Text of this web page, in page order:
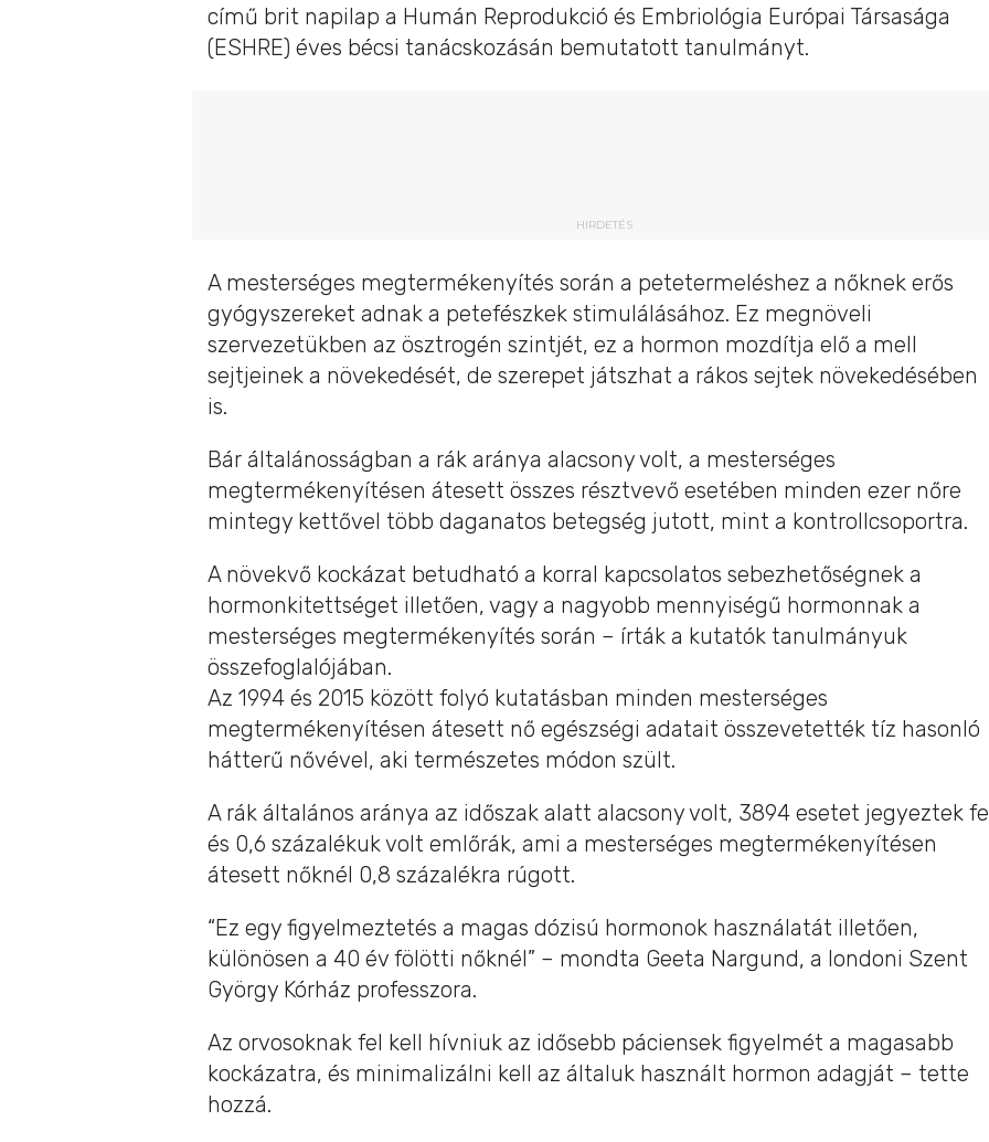
című brit napilap a Humán Reprodukció és Embriológia Európai Társasága
(ESHRE) éves bécsi tanácskozásán bemutatott tanulmányt.
HIRDETÉS
A mesterséges megtermékenyítés során a petetermeléshez a nőknek erős
gyógyszereket adnak a petefészkek stimulálásához. Ez megnöveli
szervezetükben az ösztrogén szintjét, ez a hormon mozdítja elő a mell
sejtjeinek a növekedését, de szerepet játszhat a rákos sejtek növekedésében
is.
Bár általánosságban a rák aránya alacsony volt, a mesterséges
megtermékenyítésen átesett összes résztvevő esetében minden ezer nőre
mintegy kettővel több daganatos betegség jutott, mint a kontrollcsoportra.
A növekvő kockázat betudható a korral kapcsolatos sebezhetőségnek a
hormonkitettséget illetően, vagy a nagyobb mennyiségű hormonnak a
mesterséges megtermékenyítés során – írták a kutatók tanulmányuk
összefoglalójában.
Az 1994 és 2015 között folyó kutatásban minden mesterséges
megtermékenyítésen átesett nő egészségi adatait összevetették tíz hasonló
hátterű nővével, aki természetes módon szült.
A rák általános aránya az időszak alatt alacsony volt, 3894 esetet jegyeztek
és 0,6 százalékuk volt emlőrák, ami a mesterséges megtermékenyítésen
átesett nőknél 0,8 százalékra rúgott.
“Ez egy figyelmeztetés a magas dózisú hormonok használatát illetően,
különösen a 40 év fölötti nőknél” – mondta Geeta Nargund, a londoni Szent
György Kórház professzora.
Az orvosoknak fel kell hívniuk az idősebb páciensek figyelmét a magasabb
kockázatra, és minimalizálni kell az általuk használt hormon adagját – tette
hozzá.